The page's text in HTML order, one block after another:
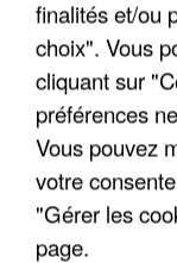
finalités et/ou
choix". Vous
cliquant sur
préférences
Vous pouvez
votre
"Gérer les
page.